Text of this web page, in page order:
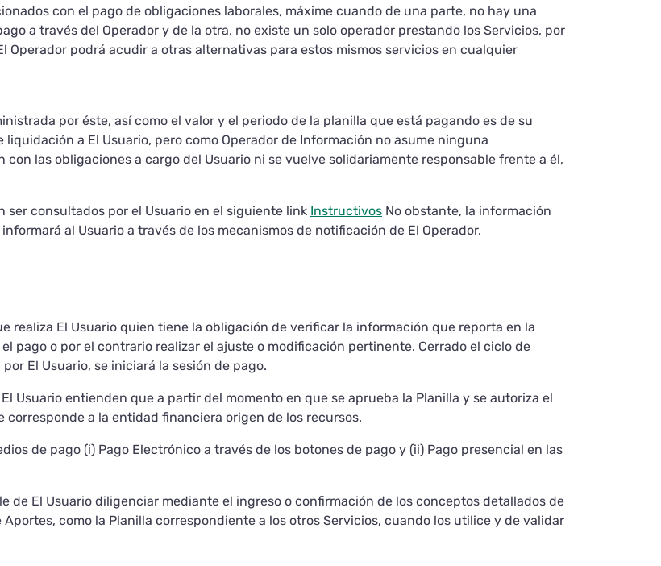
con el pago de obligaciones laborales, máxime cuando de una parte, no hay una
a través del Operador y de la otra, no existe un solo operador prestando los Servicios, por
Operador podrá acudir a otras alternativas para estos mismos servicios en cualquier
por éste, así como el valor y el periodo de la planilla que está pagando es de su
a El Usuario, pero como Operador de Información no asume ninguna
las obligaciones a cargo del Usuario ni se vuelve solidariamente responsable frente a él,
consultados por el Usuario en el siguiente link Instructivos No obstante, la información
al Usuario a través de los mecanismos de notificación de El Operador.
realiza El Usuario quien tiene la obligación de verificar la información que reporta en la
pago o por el contrario realizar el ajuste o modificación pertinente. Cerrado el ciclo de
El Usuario, se iniciará la sesión de pago.
Usuario entienden que a partir del momento en que se aprueba la Planilla y se autoriza el
a la entidad financiera origen de los recursos.
de pago (i) Pago Electrónico a través de los botones de pago y (ii) Pago presencial en las
de El Usuario diligenciar mediante el ingreso o confirmación de los conceptos detallados de
como la Planilla correspondiente a los otros Servicios, cuando los utilice y de validar